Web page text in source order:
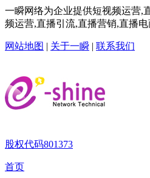
一瞬网络为企业提供短视频运营,
频运营,直播引流,直播营销,直播
网站地图 | 关于一瞬 | 联系我们
股权代码801373
首页